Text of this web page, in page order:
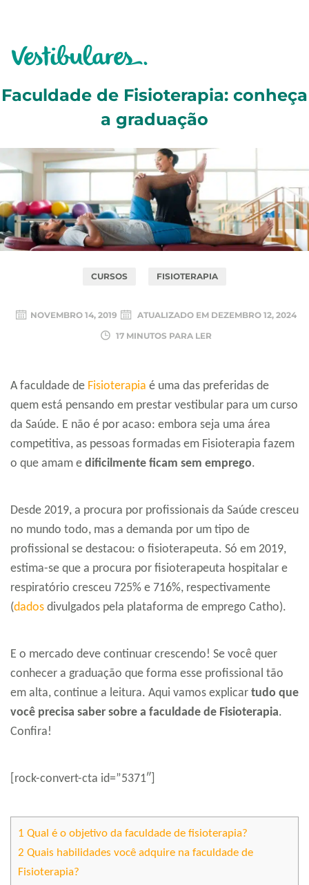
Faculdade de Fisioterapia: conheça
a graduação
CURSOS FISIOTERAPIA
NOVEMBRO 14, 2019 ATUALIZADO EM DEZEMBRO 12, 2024
17 MINUTOS PARA LER
A faculdade de Fisioterapia é uma das preferidas de
quem está pensando em prestar vestibular para um curso
da Saúde. E não é por acaso: embora seja uma área
competitiva, as pessoas formadas em Fisioterapia fazem
o que amam e dificilmente ficam sem emprego.
Desde 2019, a procura por profissionais da Saúde cresceu
no mundo todo, mas a demanda por um tipo de
profissional se destacou: o fisioterapeuta. Só em 2019,
estima-se que a procura por fisioterapeuta hospitalar e
respiratório cresceu 725% e 716%, respectivamente
(dados divulgados pela plataforma de emprego Catho).
E o mercado deve continuar crescendo! Se você quer
conhecer a graduação que forma esse profissional tão
em alta, continue a leitura. Aqui vamos explicar tudo que
você precisa saber sobre a faculdade de Fisioterapia.
Confira!
[rock-convert-cta id=”5371″]
1 Qual é o objetivo da faculdade de fisioterapia?
2 Quais habilidades você adquire na faculdade de
Fisioterapia?